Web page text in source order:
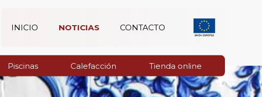
INICIO NOTICIAS CONTACTO
Piscinas Calefacción Tienda online